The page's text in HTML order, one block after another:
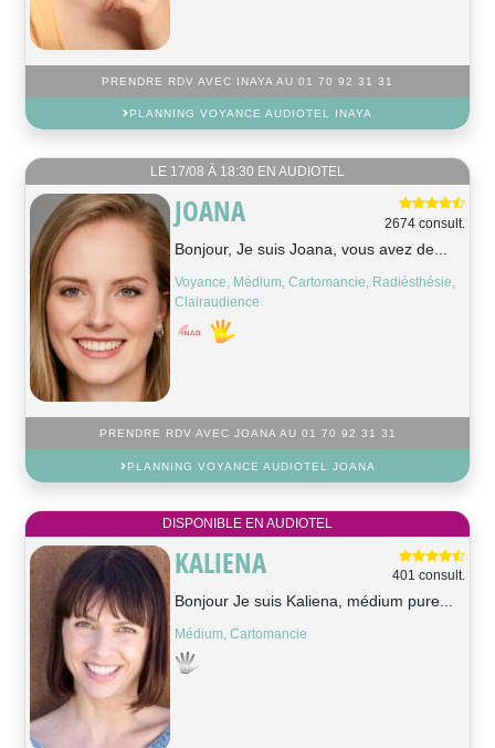
PRENDRE RDV AVEC INAYA AU 01 70 92 31 31
PLANNING VOYANCE AUDIOTEL INAYA
LE 17/08 À 18:30 EN AUDIOTEL
JOANA 2674 consult.
Bonjour, Je suis Joana, vous avez de...
Voyance, Médium, Cartomancie, Radiésthésie,
Clairaudience
PRENDRE RDV AVEC JOANA AU 01 70 92 31 31
PLANNING VOYANCE AUDIOTEL JOANA
DISPONIBLE EN AUDIOTEL
KALIENA 401 consult.
Bonjour Je suis Kaliena, médium pure...
Médium, Cartomancie